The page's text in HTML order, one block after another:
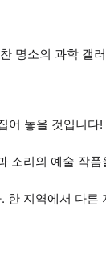
명소의 과학 갤
놓을 것입니
소리의 예술 작
한 지역에서 다